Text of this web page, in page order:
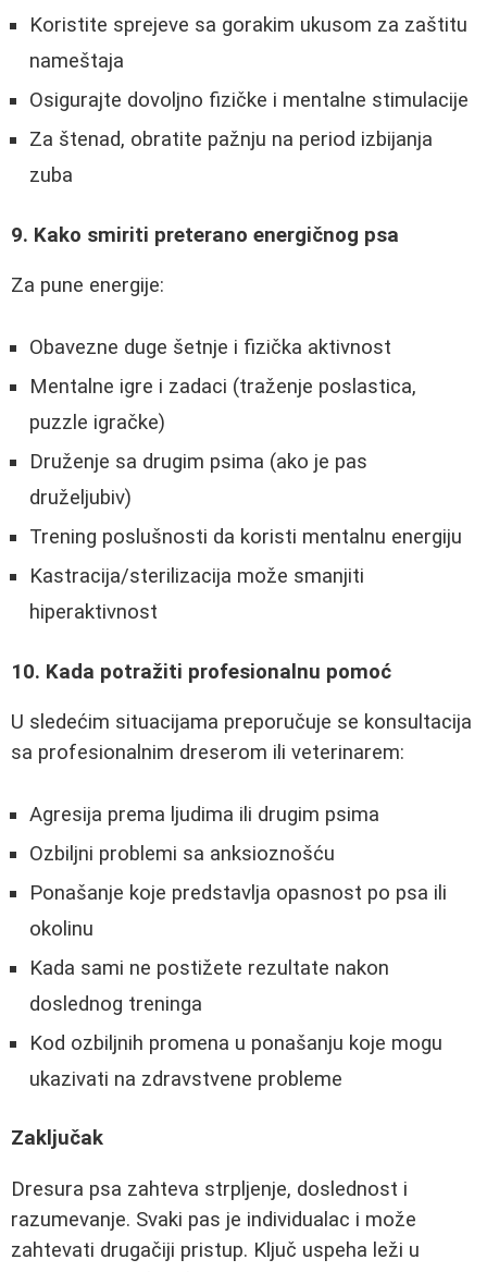
Koristite sprejeve sa gorakim ukusom za zaštitu
nameštaja
Osigurajte dovoljno fizičke i mentalne stimulacije
Za štenad, obratite pažnju na period izbijanja
zuba
9. Kako smiriti preterano energičnog psa
Za pune energije:
Obavezne duge šetnje i fizička aktivnost
Mentalne igre i zadaci (traženje poslastica,
puzzle igračke)
Druženje sa drugim psima (ako je pas
druželjubiv)
Trening poslušnosti da koristi mentalnu energiju
Kastracija/sterilizacija može smanjiti
hiperaktivnost
10. Kada potražiti profesionalnu pomoć
U sledećim situacijama preporučuje se konsultacija
sa profesionalnim dreserom ili veterinarem:
Agresija prema ljudima ili drugim psima
Ozbiljni problemi sa anksioznošću
Ponašanje koje predstavlja opasnost po psa ili
okolinu
Kada sami ne postižete rezultate nakon
doslednog treninga
Kod ozbiljnih promena u ponašanju koje mogu
ukazivati na zdravstvene probleme
Zaključak
Dresura psa zahteva strpljenje, doslednost i
razumevanje. Svaki pas je individualac i može
zahtevati drugačiji pristup. Ključ uspeha leži u